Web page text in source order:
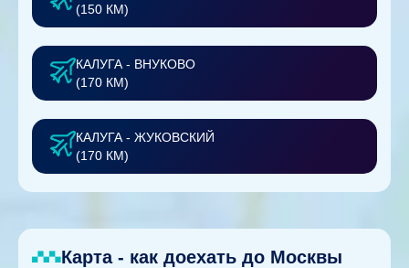
(150 КМ)
КАЛУГА - ВНУКОВО
(170 КМ)
КАЛУГА - ЖУКОВСКИЙ
(170 КМ)
Карта - как доехать до Москвы